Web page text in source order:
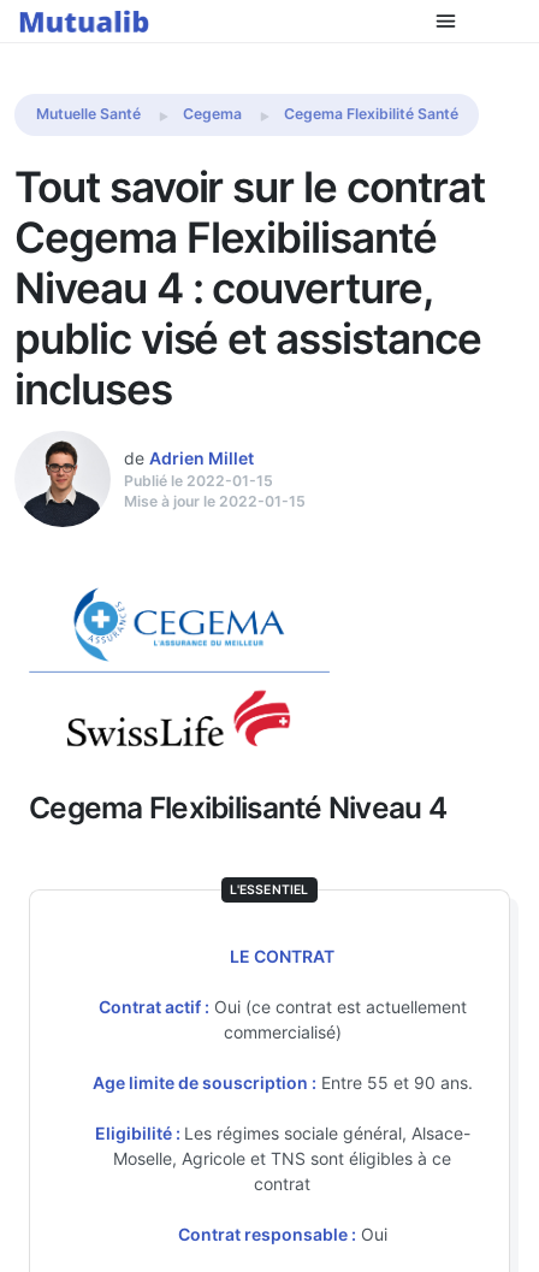
Comparer les mutuelles
Mutuelle Santé Cegema Cegema Flexibilité Santé
Tout savoir sur le contrat
Cegema Flexibilisanté
Niveau 4 : couverture,
public visé et assistance
incluses
de Adrien Millet
Publié le 2022-01-15
Mise à jour le 2022-01-15
Cegema Flexibilisanté Niveau 4
L'ESSENTIEL
LE CONTRAT
Contrat actif : Oui (ce contrat est actuellement
commercialisé)
Age limite de souscription : Entre 55 et 90 ans.
Eligibilité : Les régimes sociale général, Alsace-
Moselle, Agricole et TNS sont éligibles à ce
contrat
Contrat responsable : Oui